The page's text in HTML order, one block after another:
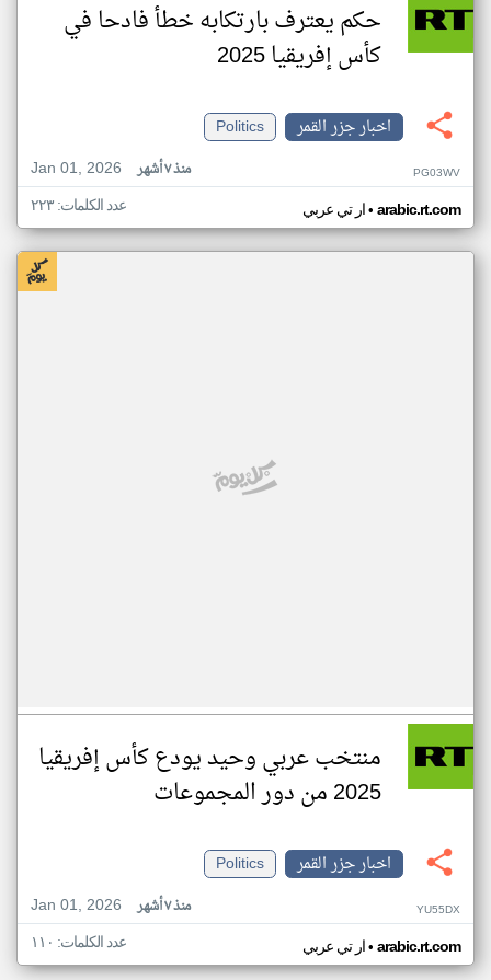
حكم يعترف بارتكابه خطأ فادحا في
كأس إفريقيا 2025
اخبار جزر القمر
Politics
Jan 01, 2026
منذ ٧ أشهر PG03WV
ار تي عربي• arabic.rt.com عدد الكلمات: ٢٢٣
منتخب عربي وحيد يودع كأس إفريقيا
2025 من دور المجموعات
اخبار جزر القمر
Politics
Jan 01, 2026
منذ ٧ أشهر YU55DX
ار تي عربي• arabic.rt.com عدد الكلمات: ١١٠